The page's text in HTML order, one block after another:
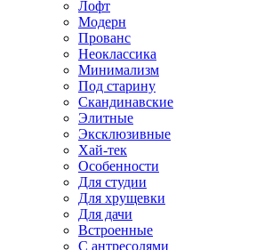
Лофт
Модерн
Прованс
Неоклассика
Минимализм
Под старину
Скандинавские
Элитные
Эксклюзивные
Хай-тек
Особенности
Для студии
Для хрущевки
Для дачи
Встроенные
С антресолями